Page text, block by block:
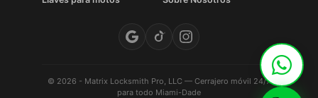
© 2026 - Matrix Locksmith Pro, LLC — Cerrajero móvil 24/7
para todo Miami-Dade